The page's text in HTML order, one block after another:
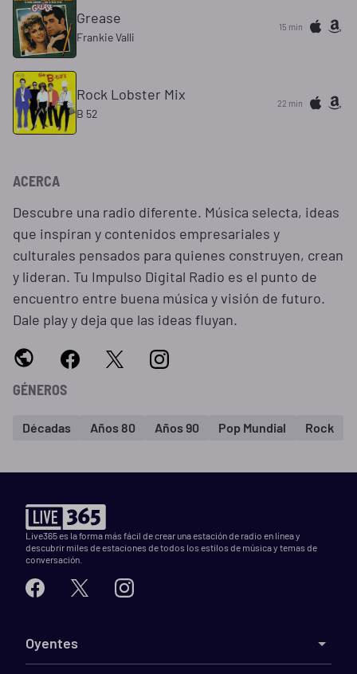
Grease
Frankie Valli
15 min
Rock Lobster Mix
B 52
22 min
ACERCA
Descubre una radio diferente. Música selecta, ideas
que inspiran y contenidos empresariales y
culturales pensados para quienes construyen, crean
y lideran. Tu Impulso Digital Radio es el punto de
encuentro entre buena música y visión de futuro.
Dale play y deja que las ideas fluyan.
GÉNEROS
Décadas Años 80 Años 90 Pop Mundial Rock
Live365 es la forma más fácil de crear una estación de radio en línea y
descubrir miles de estaciones de todos los estilos de música y temas de
conversación.
Oyentes